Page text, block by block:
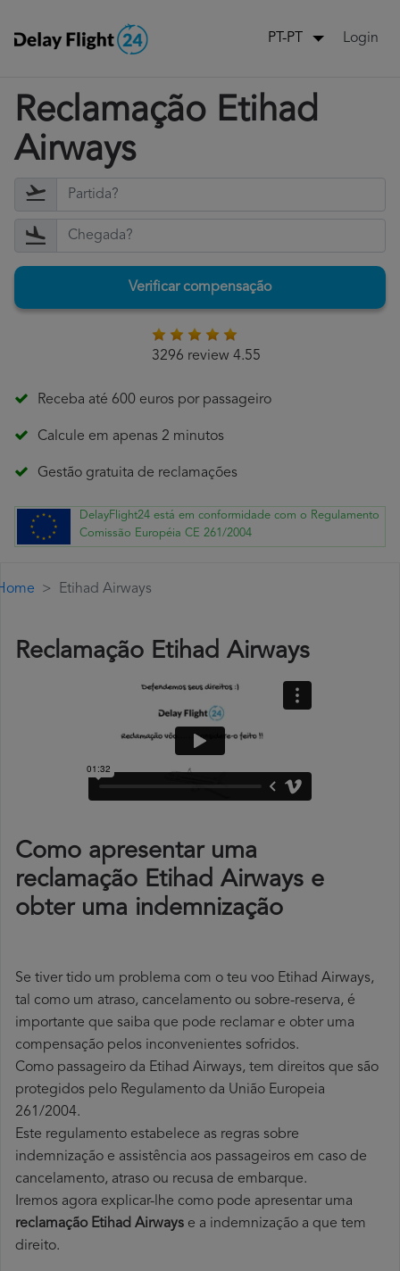
PT-PT Login
Reclamação Etihad
Airways
Verificar compensação
3296 review 4.55
Receba até 600 euros por passageiro
Calcule em apenas 2 minutos
Gestão gratuita de reclamações
DelayFlight24 está em conformidade com o Regulamento
Comissão Européia CE 261/2004
Etihad Airways
Reclamação Etihad Airways
Como apresentar uma
reclamação Etihad Airways e
obter uma indemnização
Se tiver tido um problema com o teu voo Etihad Airways,
tal como um atraso, cancelamento ou sobre-reserva, é
importante que saiba que pode reclamar e obter uma
compensação pelos inconvenientes sofridos.
Como passageiro da Etihad Airways, tem direitos que são
protegidos pelo Regulamento da União Europeia
261/2004.
Este regulamento estabelece as regras sobre
indemnização e assistência aos passageiros em caso de
cancelamento, atraso ou recusa de embarque.
Iremos agora explicar-lhe como pode apresentar uma
reclamação Etihad Airways e a indemnização a que tem
direito.